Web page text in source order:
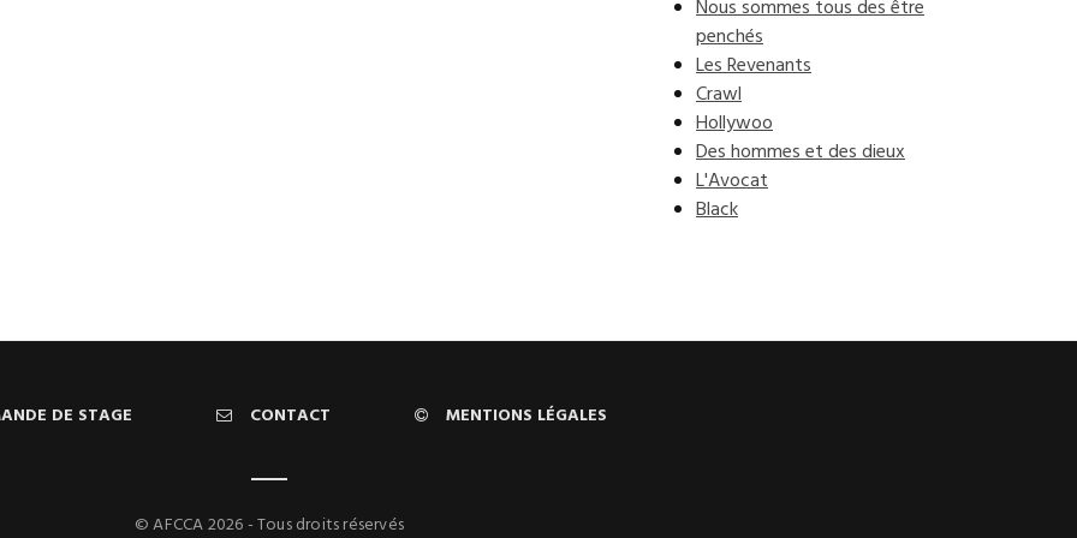
Nous sommes tous des être
penchés
Les Revenants
Crawl
Hollywoo
Des hommes et des dieux
L'Avocat
Black
DE STAGE CONTACT MENTIONS LÉGALES
© AFCCA 2026 - Tous droits réservés